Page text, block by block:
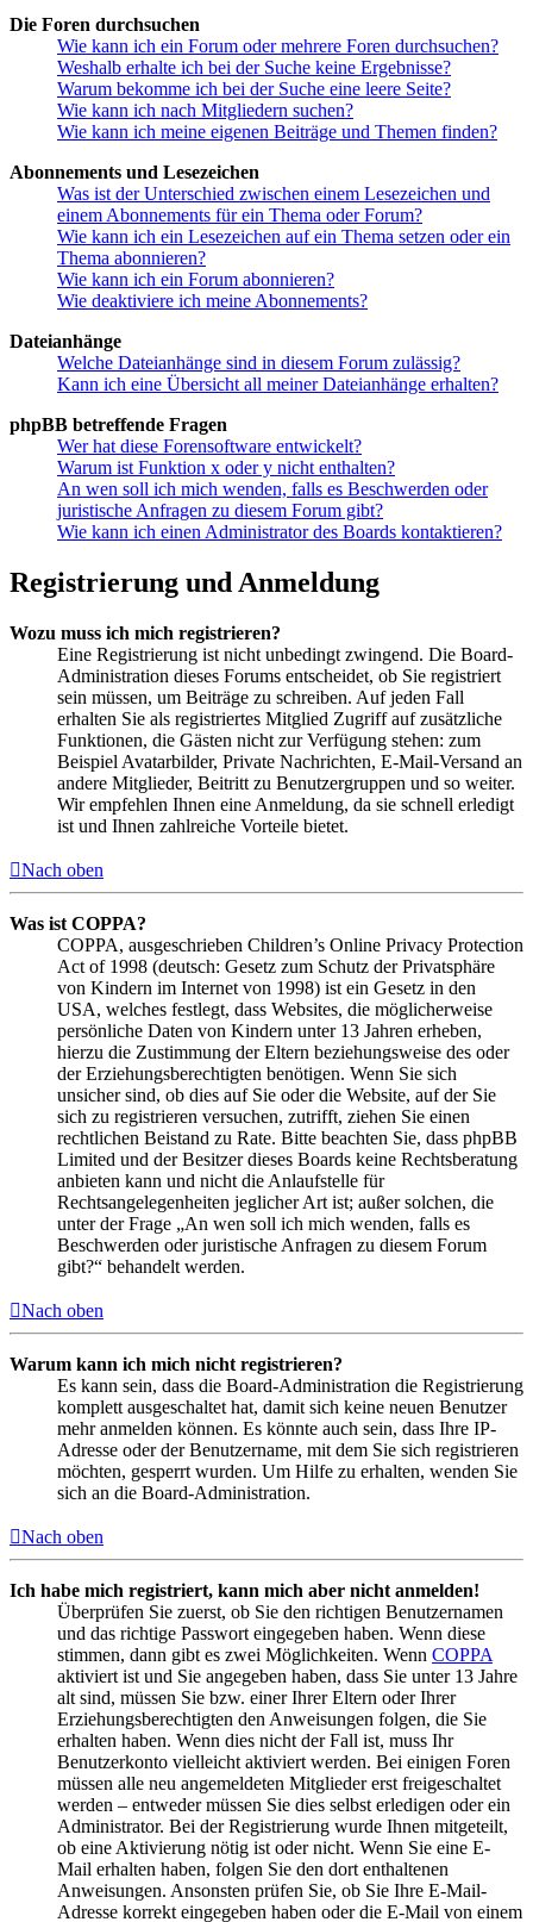
Die Foren durchsuchen
Wie kann ich ein Forum oder mehrere Foren durchsuchen?
Weshalb erhalte ich bei der Suche keine Ergebnisse?
Warum bekomme ich bei der Suche eine leere Seite?
Wie kann ich nach Mitgliedern suchen?
Wie kann ich meine eigenen Beiträge und Themen finden?
Abonnements und Lesezeichen
Was ist der Unterschied zwischen einem Lesezeichen und
einem Abonnements für ein Thema oder Forum?
Wie kann ich ein Lesezeichen auf ein Thema setzen oder ein
Thema abonnieren?
Wie kann ich ein Forum abonnieren?
Wie deaktiviere ich meine Abonnements?
Dateianhänge
Welche Dateianhänge sind in diesem Forum zulässig?
Kann ich eine Übersicht all meiner Dateianhänge erhalten?
phpBB betreffende Fragen
Wer hat diese Forensoftware entwickelt?
Warum ist Funktion x oder y nicht enthalten?
An wen soll ich mich wenden, falls es Beschwerden oder
juristische Anfragen zu diesem Forum gibt?
Wie kann ich einen Administrator des Boards kontaktieren?
Registrierung und Anmeldung
Wozu muss ich mich registrieren?
Eine Registrierung ist nicht unbedingt zwingend. Die Board-
Administration dieses Forums entscheidet, ob Sie registriert
sein müssen, um Beiträge zu schreiben. Auf jeden Fall
erhalten Sie als registriertes Mitglied Zugriff auf zusätzliche
Funktionen, die Gästen nicht zur Verfügung stehen: zum
Beispiel Avatarbilder, Private Nachrichten, E-Mail-Versand an
andere Mitglieder, Beitritt zu Benutzergruppen und so weiter.
Wir empfehlen Ihnen eine Anmeldung, da sie schnell erledigt
ist und Ihnen zahlreiche Vorteile bietet.
Nach oben
Was ist COPPA?
COPPA, ausgeschrieben Children’s Online Privacy Protection
Act of 1998 (deutsch: Gesetz zum Schutz der Privatsphäre
von Kindern im Internet von 1998) ist ein Gesetz in den
USA, welches festlegt, dass Websites, die möglicherweise
persönliche Daten von Kindern unter 13 Jahren erheben,
hierzu die Zustimmung der Eltern beziehungsweise des oder
der Erziehungsberechtigten benötigen. Wenn Sie sich
unsicher sind, ob dies auf Sie oder die Website, auf der Sie
sich zu registrieren versuchen, zutrifft, ziehen Sie einen
rechtlichen Beistand zu Rate. Bitte beachten Sie, dass phpBB
Limited und der Besitzer dieses Boards keine Rechtsberatung
anbieten kann und nicht die Anlaufstelle für
Rechtsangelegenheiten jeglicher Art ist; außer solchen, die
unter der Frage „An wen soll ich mich wenden, falls es
Beschwerden oder juristische Anfragen zu diesem Forum
gibt?“ behandelt werden.
Nach oben
Warum kann ich mich nicht registrieren?
Es kann sein, dass die Board-Administration die Registrierung
komplett ausgeschaltet hat, damit sich keine neuen Benutzer
mehr anmelden können. Es könnte auch sein, dass Ihre IP-
Adresse oder der Benutzername, mit dem Sie sich registrieren
möchten, gesperrt wurden. Um Hilfe zu erhalten, wenden Sie
sich an die Board-Administration.
Nach oben
Ich habe mich registriert, kann mich aber nicht anmelden!
Überprüfen Sie zuerst, ob Sie den richtigen Benutzernamen
und das richtige Passwort eingegeben haben. Wenn diese
stimmen, dann gibt es zwei Möglichkeiten. Wenn COPPA
aktiviert ist und Sie angegeben haben, dass Sie unter 13 Jahre
alt sind, müssen Sie bzw. einer Ihrer Eltern oder Ihrer
Erziehungsberechtigten den Anweisungen folgen, die Sie
erhalten haben. Wenn dies nicht der Fall ist, muss Ihr
Benutzerkonto vielleicht aktiviert werden. Bei einigen Foren
müssen alle neu angemeldeten Mitglieder erst freigeschaltet
werden – entweder müssen Sie dies selbst erledigen oder ein
Administrator. Bei der Registrierung wurde Ihnen mitgeteilt,
ob eine Aktivierung nötig ist oder nicht. Wenn Sie eine E-
Mail erhalten haben, folgen Sie den dort enthaltenen
Anweisungen. Ansonsten prüfen Sie, ob Sie Ihre E-Mail-
Adresse korrekt eingegeben haben oder die E-Mail von einem